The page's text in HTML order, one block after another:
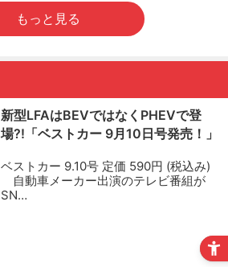
もっと見る
新型LFAはBEVではなくPHEVで登
場?!「ベストカー 9月10日号発売！」
ベストカー 9.10号 定価 590円 (税込み)
自動車メーカー出演のテレビ番組が
SN…